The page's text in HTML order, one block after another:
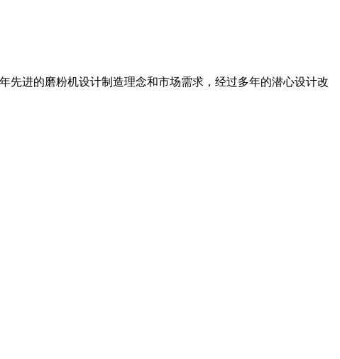
先进的磨粉机设计制造理念和市场需求，经过多年的潜心设计改